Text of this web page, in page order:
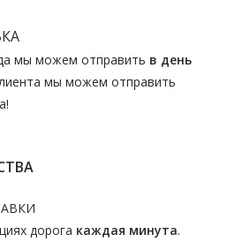
мы можем отправить в день
мы можем отправить
дорога каждая минута.